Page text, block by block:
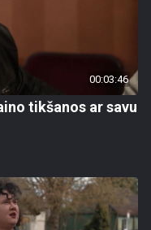
00:03:46
tikšanos ar savu